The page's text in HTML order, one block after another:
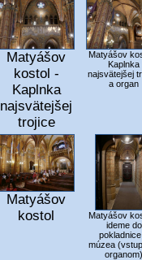
Matyášov
kostol -
Kaplnka
najsvätejšej
trojice
Matyášov
Kaplnka
najsvätejšej
a organ
Matyášov
kostol
Matyášov
ideme do
múzea
organom)